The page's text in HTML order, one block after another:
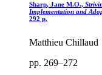
Sharp, Jane M.O.,
Implementation and
292 p.
Matthieu Chillaud
pp. 269–272